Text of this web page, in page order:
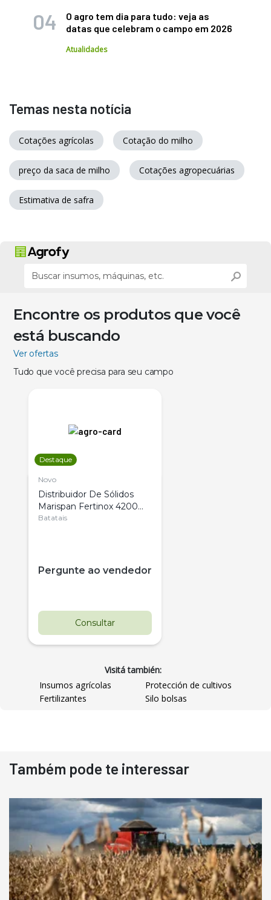
O agro tem dia para tudo: veja as
datas que celebram o campo em 2026
Atualidades
Temas nesta notícia
Cotações agrícolas Cotação do milho
preço da saca de milho Cotações agropecuárias
Estimativa de safra
Encontre os produtos que você
está buscando
Ver ofertas
Tudo que você precisa para seu campo
Destaque
Novo
Distribuidor De Sólidos
Marispan Fertinox 4200
Citrus
Batatais
Pergunte ao vendedor
Consultar
Pá Carregadeira Cat 966
Ano 1987
R$ 145.000
Consultar
Visitá también:
Insumos agrícolas
Protección de cultivos
Fertilizantes
Silo bolsas
Também pode te interessar